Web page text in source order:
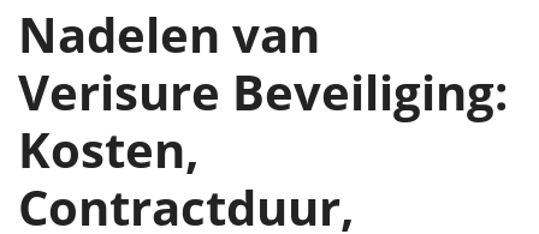
Nadelen van
Verisure Beveiliging:
Kosten,
Contractduur,